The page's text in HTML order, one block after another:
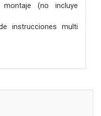
(no incluye
instrucciones multi